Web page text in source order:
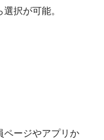
択が可能。
ページやアプリか